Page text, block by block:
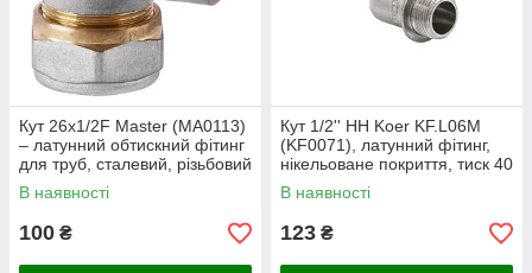
Кут 26x1/2F Master (MA0113)
– латунний обтискний фітинг
для труб, сталевий, різьбовий
тип з'єднання
В наявності
100 ₴
Кут 1/2'' НН Koer KF.L06M
(KF0071), латунний фітинг,
нікельоване покриття, тиск 40
бар, сталева колірна гама,
для труб
В наявності
123 ₴